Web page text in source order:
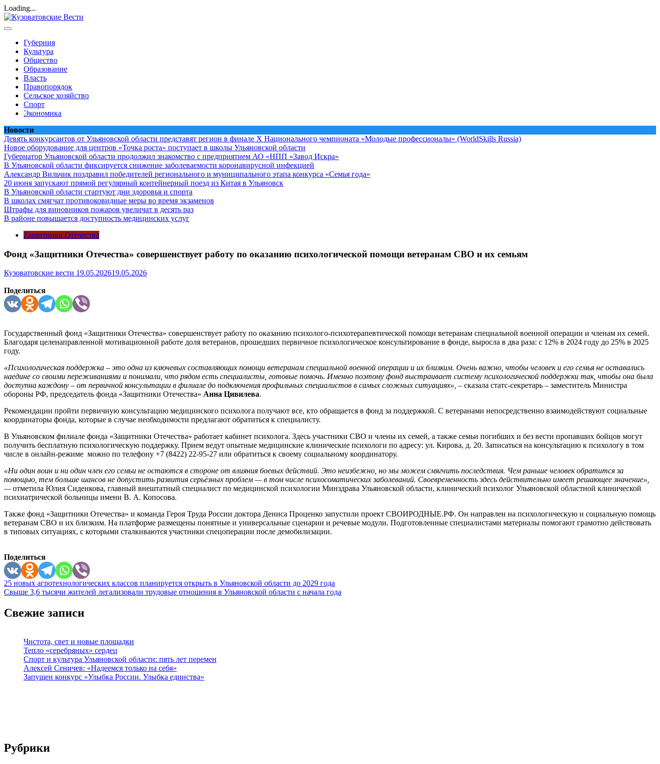
Loading...
Skip
to
Кузоватовские Вести
Губерния
Культура
Общество
Образование
Власть
Правопорядок
Сельское хозяйство
Спорт
Экономика
Новости
Девять конкурсантов от Ульяновской области представят регион в финале X Национального чемпионата «Молодые профессионалы» (WorldSkills Russia)
Новое оборудование для центров «Точка роста» поступает в школы Ульяновской области
Губернатор Ульяновской области продолжил знакомство с предприятием АО «НПП «Завод Искра»
В Ульяновской области фиксируется снижение заболеваемости коронавирусной инфекцией
Александр Вильчик поздравил победителей регионального и муниципального этапа конкурса «Семья года»
20 июня запускают прямой регулярный контейнерный поезд из Китая в Ульяновск
В Ульяновской области стартуют дни здоровья и спорта
В школах смягчат противоковидные меры во время экзаменов
Штрафы для виновников пожаров увеличат в десять раз
В районе повышается доступность медицинских услуг
Zащитники Отечества
Фонд «Защитники Отечества» совершенствует работу по оказанию психологической помощи ветеранам СВО и их семьям
Кузоватовские вести 19.05.202619.05.2026
Поделиться
Государственный фонд «Защитники Отечества» совершенствует работу по оказанию психолого-психотерапевтической помощи ветеранам специальной военной операции и членам их семей.
Благодаря целенаправленной мотивационной работе доля ветеранов, прошедших первичное психологическое консультирование в фонде, выросла в два раза: с 12% в 2024 году до 25% в 2025
году.
«Психологическая поддержка – это одна из ключевых составляющих помощи ветеранам специальной военной операции и их близким. Очень важно, чтобы человек и его семья не оставались
наедине со своими переживаниями и понимали, что рядом есть специалисты, готовые помочь. Именно поэтому фонд выстраивает систему психологической поддержки так, чтобы она была
доступна каждому – от первичной консультации в филиале до подключения профильных специалистов в самых сложных ситуациях», – сказала статс-секретарь – заместитель Министра
обороны РФ, председатель фонда «Защитники Отечества» Анна Цивилева.
Рекомендации пройти первичную консультацию медицинского психолога получают все, кто обращается в фонд за поддержкой. С ветеранами непосредственно взаимодействуют социальные
координаторы фонда, которые в случае необходимости предлагают обратиться к специалисту.
В Ульяновском филиале фонда «Защитники Отечества» работает кабинет психолога. Здесь участники СВО и члены их семей, а также семьи погибших и без вести пропавших бойцов могут
получить бесплатную психологическую поддержку. Прием ведут опытные медицинские клинические психологи по адресу: ул. Кирова, д. 20. Записаться на консультацию к психологу в том
числе в онлайн-режиме можно по телефону +7 (8422) 22-95-27 или обратиться к своему социальному координатору.
«Ни один воин и ни один член его семьи не остаются в стороне от влияния боевых действий. Это неизбежно, но мы можем смягчить последствия. Чем раньше человек обратится за
помощью, тем больше шансов не допустить развития серьёзных проблем — в том числе психосоматических заболеваний. Своевременность здесь действительно имеет решающее значение»,
—отметила Юлия Сиденкова, главный внештатный специалист по медицинской психологии Минздрава Ульяновской области, клинический психолог Ульяновской областной клинической
психиатрической больницы имени В. А. Копосова.
Также фонд «Защитники Отечества» и команда Героя Труда России доктора Дениса Проценко запустили проект СВОИРОДНЫЕ.РФ. Он направлен на психологическую и социальную помощь
ветеранам СВО и их близким. На платформе размещены понятные и универсальные сценарии и речевые модули. Подготовленные специалистами материалы помогают грамотно действовать
в типовых ситуациях, с которыми сталкиваются участники спецоперации после демобилизации.
Поделиться
Навигация
по
записям
25 новых агротехнологических классов планируется открыть в Ульяновской области до 2029 года
Свыше 3,6 тысячи жителей легализовали трудовые отношения в Ульяновской области с начала года
Свежие записи
Чистота, свет и новые площадки
Тепло «серебряных» сердец
Спорт и культура Ульяновской области: пять лет перемен
Алексей Сеничев: «Надеемся только на себя»
Запущен конкурс «Улыбка России. Улыбка единства»
Рубрики